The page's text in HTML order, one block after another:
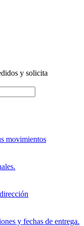
y solicita
movimientos
y fechas de entrega.